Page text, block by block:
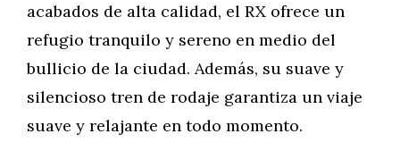
acabados de alta calidad, el RX ofrece un
refugio tranquilo y sereno en medio del
bullicio de la ciudad. Además, su suave y
silencioso tren de rodaje garantiza un viaje
suave y relajante en todo momento.